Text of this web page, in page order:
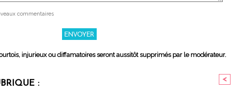
commentaires
injurieux ou diffamatoires seront aussitôt supprimés par le modérateur.
: <